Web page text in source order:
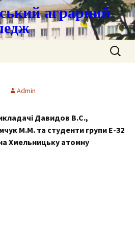
аграрний
Пошук:
Admin
Давидов В.С.,
М.М. та студенти групи Е-32
Хмельницьку атомну